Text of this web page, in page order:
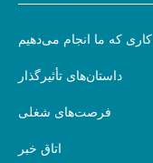
کاری که ما انجام می‌دهیم
داستان‌های تأثیرگذار
فرصت‌های شغلی
اتاق خبر